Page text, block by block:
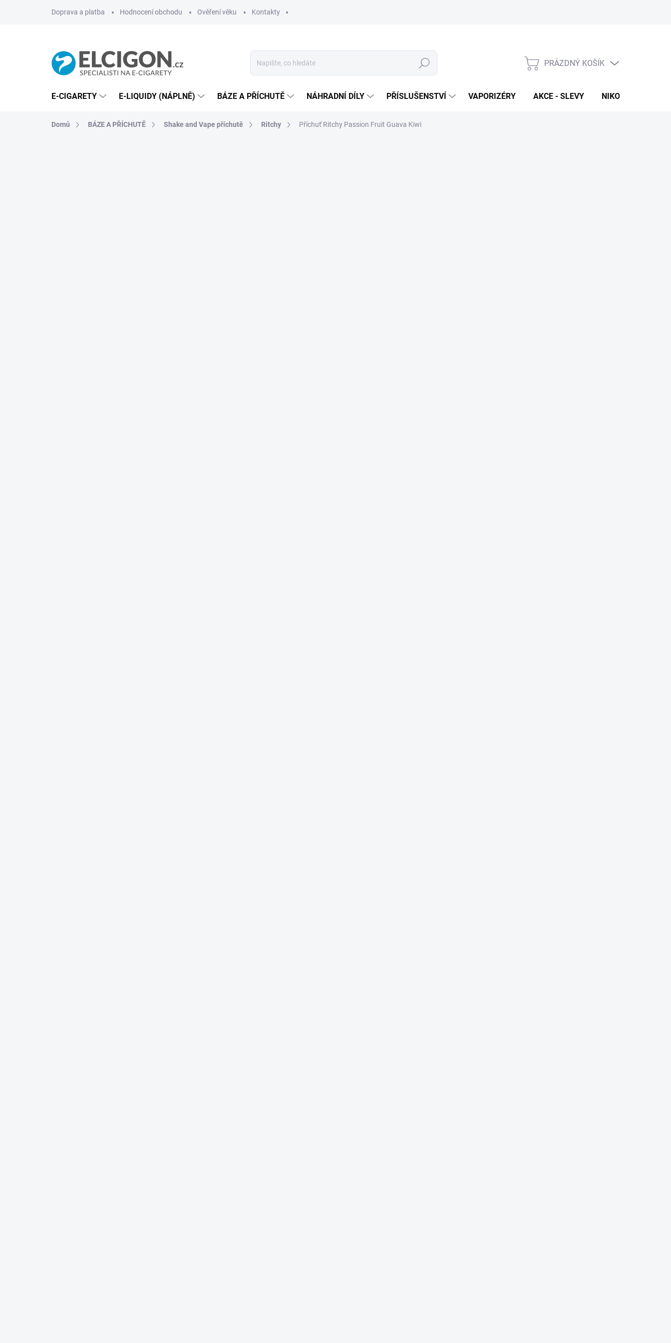
Doprava a platba Hodnocení obchodu Ověření věku Kontakty
Hledat
NÁKUPNÍ
PRÁZDNÝ KOŠÍK
E-CIGARETY E-LIQUIDY (NÁPLNĚ) BÁZE A PŘÍCHUTĚ NÁHRADNÍ DÍLY PŘÍSLUŠENSTVÍ VAPORIZÉRY AKCE - SLEVY NIKOTINOVÉ
Domů BÁZE A PŘÍCHUTĚ Shake and Vape příchutě Ritchy Příchuť Ritchy Passion Fruit Guava Kiwi